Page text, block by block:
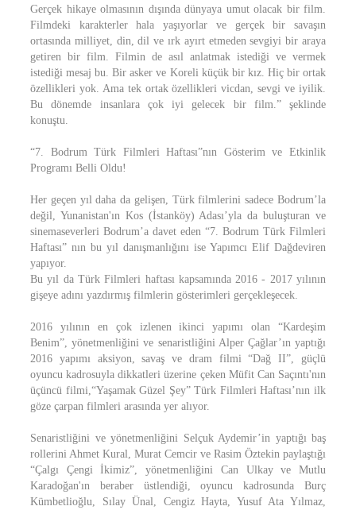
Gerçek hikaye olmasının dışında dünyaya umut olacak bir film.
Filmdeki karakterler hala yaşıyorlar ve gerçek bir savaşın
ortasında milliyet, din, dil ve ırk ayırt etmeden sevgiyi bir araya
getiren bir film. Filmin de asıl anlatmak istediği ve vermek
istediği mesaj bu. Bir asker ve Koreli küçük bir kız. Hiç bir ortak
özellikleri yok. Ama tek ortak özellikleri vicdan, sevgi ve iyilik.
Bu dönemde insanlara çok iyi gelecek bir film.” şeklinde
konuştu.
“7. Bodrum Türk Filmleri Haftası”nın Gösterim ve Etkinlik
Programı Belli Oldu!
Her geçen yıl daha da gelişen, Türk filmlerini sadece Bodrum’la
değil, Yunanistan'ın Kos (İstanköy) Adası’yla da buluşturan ve
sinemaseverleri Bodrum’a davet eden “7. Bodrum Türk Filmleri
Haftası” nın bu yıl danışmanlığını ise Yapımcı Elif Dağdeviren
yapıyor.
Bu yıl da Türk Filmleri haftası kapsamında 2016 - 2017 yılının
gişeye adını yazdırmış filmlerin gösterimleri gerçekleşecek.
2016 yılının en çok izlenen ikinci yapımı olan “Kardeşim
Benim”, yönetmenliğini ve senaristliğini Alper Çağlar’ın yaptığı
2016 yapımı aksiyon, savaş ve dram filmi “Dağ II”, güçlü
oyuncu kadrosuyla dikkatleri üzerine çeken Müfit Can Saçıntı'nın
üçüncü filmi,“Yaşamak Güzel Şey” Türk Filmleri Haftası’nın ilk
göze çarpan filmleri arasında yer alıyor.
Senaristliğini ve yönetmenliğini Selçuk Aydemir’in yaptığı baş
rollerini Ahmet Kural, Murat Cemcir ve Rasim Öztekin paylaştığı
“Çalgı Çengi İkimiz”, yönetmenliğini Can Ulkay ve Mutlu
Karadoğan'ın beraber üstlendiği, oyuncu kadrosunda Burç
Kümbetlioğlu, Sılay Ünal, Cengiz Hayta, Yusuf Ata Yılmaz,